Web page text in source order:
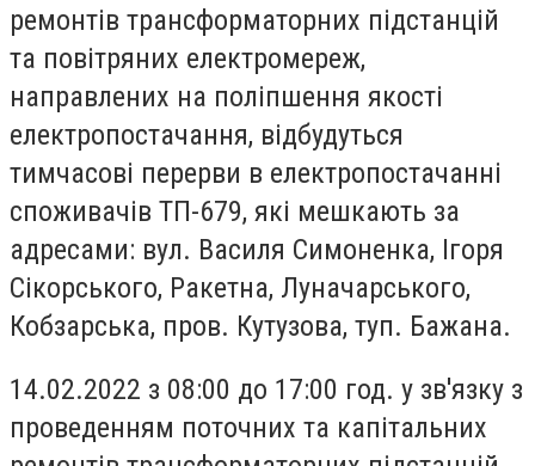
ремонтів трансформаторних підстанцій
та повітряних електромереж,
направлених на поліпшення якості
електропостачання, відбудуться
тимчасові перерви в електропостачанні
споживачів ТП-679, які мешкають за
адресами: вул. Василя Симоненка, Ігоря
Сікорського, Ракетна, Луначарського,
Кобзарська, пров. Кутузова, туп. Бажана.
14.02.2022 з 08:00 до 17:00 год. у зв'язку з
проведенням поточних та капітальних